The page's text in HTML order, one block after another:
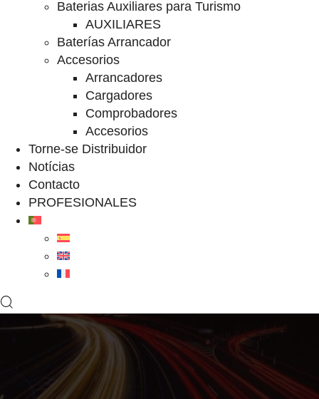
Baterias Auxiliares para Turismo
AUXILIARES
Baterías Arrancador
Accesorios
Arrancadores
Cargadores
Comprobadores
Accesorios
Torne-se Distribuidor
Notícias
Contacto
PROFESIONALES